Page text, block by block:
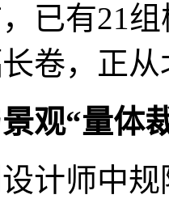
有21组
卷，正
观“量体
师中规